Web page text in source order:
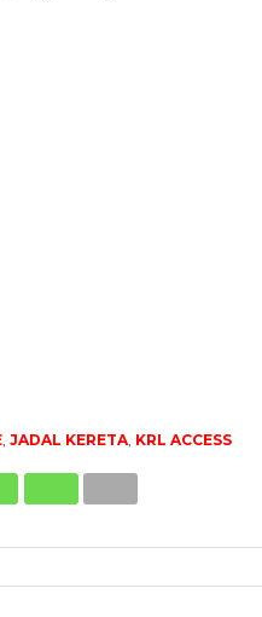
, JADAL KERETA, KRL ACCESS